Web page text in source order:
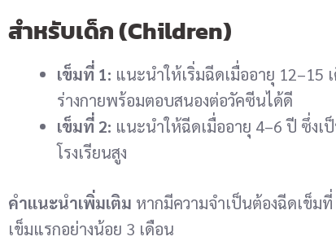
สำหรับเด็ก (Children)
เข็มที่ 1: แนะนำให้เริ่มฉีดเมื่ออายุ 12–15
ร่างกายพร้อมตอบสนองต่อวัคซีนได้ดี
เข็มที่ 2: แนะนำให้ฉีดเมื่ออายุ 4–6 ปี ซึ่งเ
โรงเรียนสูง
คำแนะนำเพิ่มเติม หากมีความจำเป็นต้องฉีดเข็ม
เข็มแรกอย่างน้อย 3 เดือน